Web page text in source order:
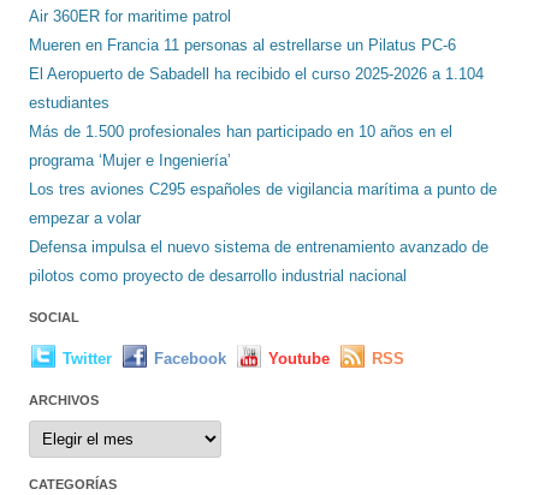
Air 360ER for maritime patrol
Mueren en Francia 11 personas al estrellarse un Pilatus PC-6
El Aeropuerto de Sabadell ha recibido el curso 2025-2026 a 1.104
estudiantes
Más de 1.500 profesionales han participado en 10 años en el
programa ‘Mujer e Ingeniería’
Los tres aviones C295 españoles de vigilancia marítima a punto de
empezar a volar
Defensa impulsa el nuevo sistema de entrenamiento avanzado de
pilotos como proyecto de desarrollo industrial nacional
SOCIAL
Twitter Facebook Youtube RSS
ARCHIVOS
Archivos
CATEGORÍAS